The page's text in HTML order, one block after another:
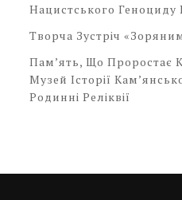
Нацистського Геноциду
Творча Зустріч
Пам’ять, Що Проростає
Музей Історії
Родинні Реліквії